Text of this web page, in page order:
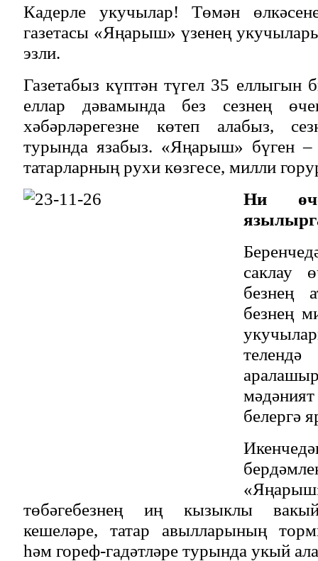
Кадерле укучылар! Төмән
газетасы «Яңарыш» үзенең
эзли.
Газетабыз күптән түгел 35 еллыгын
еллар дәвамында без сезнең
хәбәрләрегезне көтеп алабыз,
турында язабыз. «Яңарыш» бүген
татарларның рухи көзгесе, милли
Ни
саклау
безнең
безнең
белергә
төбәгебезнең иң кызыклы
кешеләре, татар авылларының
һәм гореф-гадәтләре турында укый